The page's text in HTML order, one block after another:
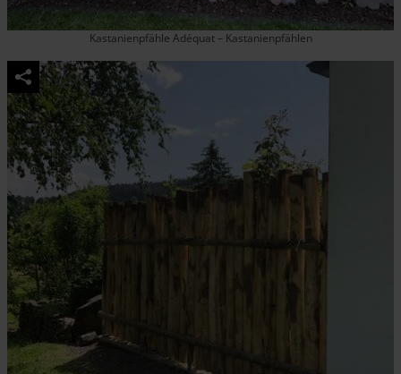
Kastanienpfähle Adéquat – Kastanienpfählen